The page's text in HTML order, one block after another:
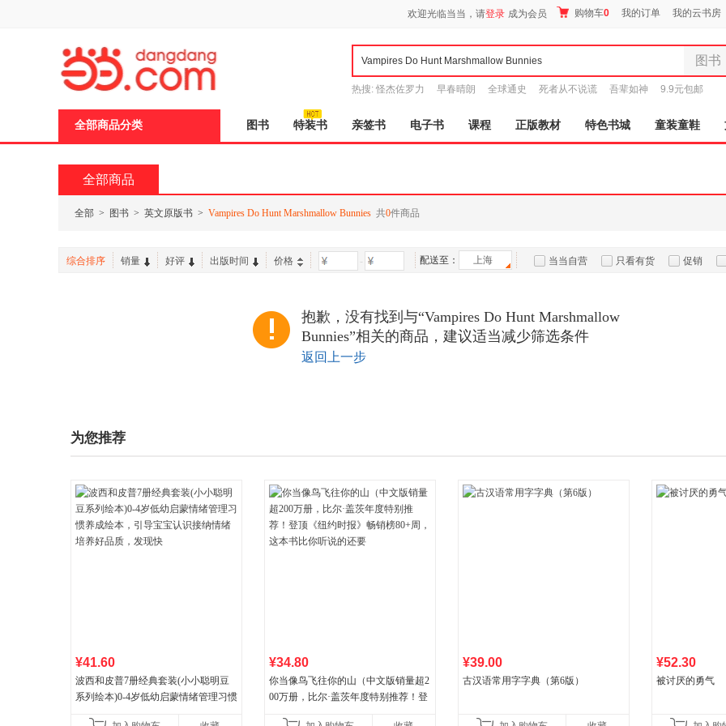
欢迎光临当当，请登录 成为会员 购物车0 我的订单 我的云书房
图书
全部分
图书
电子书
孕婴
数码影
热搜: 怪杰佐罗力 早春晴朗 全球通史 死者从不说谎 吾辈如神 9.9元包邮
全部商品分类 图书 特装书 亲签书 电子书 课程 正版教材 特色书城 童装童鞋
全部商品
全部 > 图书 > 英文原版书 > Vampires Do Hunt Marshmallow Bunnies 共0件商品
综合排序 销量 好评 出版时间 价格 - 配送至： 上海 当当自营 只看有货 促销
抱歉，没有找到与“Vampires Do Hunt Marshmallow
Bunnies”相关的商品，建议适当减少筛选条件
返回上一步
为您推荐
¥41.60
波西和皮普7册经典套装(小小聪明豆
系列绘本)0-4岁低幼启蒙情绪管理习惯
¥34.80
你当像鸟飞往你的山（中文版销量超2
00万册，比尔·盖茨年度特别推荐！登
¥39.00
古汉语常用字字典（第6版）
¥52.30
被讨厌的勇气
页